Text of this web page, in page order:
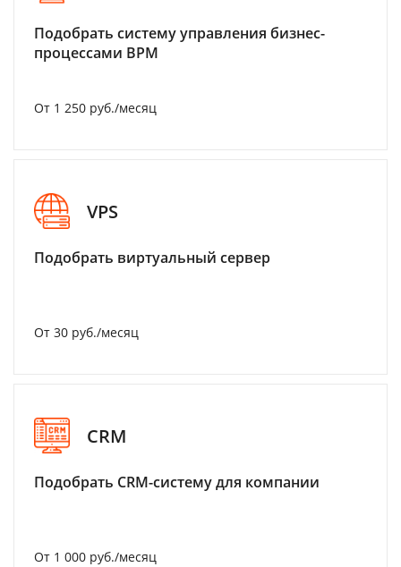
Подобрать систему управления бизнес-
процессами BPM
От 1 250 руб./месяц
VPS
Подобрать виртуальный сервер
От 30 руб./месяц
CRM
Подобрать CRM-систему для компании
От 1 000 руб./месяц